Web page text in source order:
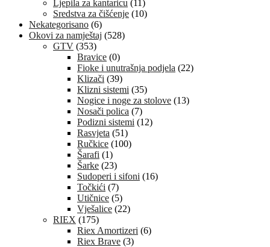
Ljepila za kantaricu (11)
Sredstva za čišćenje (10)
Nekategorisano (6)
Okovi za namještaj (528)
GTV (353)
Bravice (0)
Fioke i unutrašnja podjela (22)
Klizači (39)
Klizni sistemi (35)
Nogice i noge za stolove (13)
Nosači polica (7)
Podizni sistemi (12)
Rasvjeta (51)
Ručkice (100)
Šarafi (1)
Šarke (23)
Sudoperi i sifoni (16)
Točkići (7)
Utičnice (5)
Vješalice (22)
RIEX (175)
Riex Amortizeri (6)
Riex Brave (3)